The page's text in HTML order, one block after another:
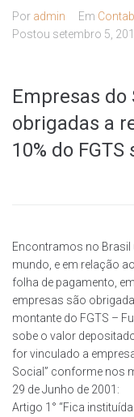
Por admin Em
Postou setembro 5,
Empresas do
obrigadas a
10% do
Encontramos no
mundo, e em relação
folha de pagamento,
empresas são
montante do FGTS –
sobe o valor
for vinculado a
Social” conforme nos
29 de Junho de 2001:
Artigo 1° “Fica